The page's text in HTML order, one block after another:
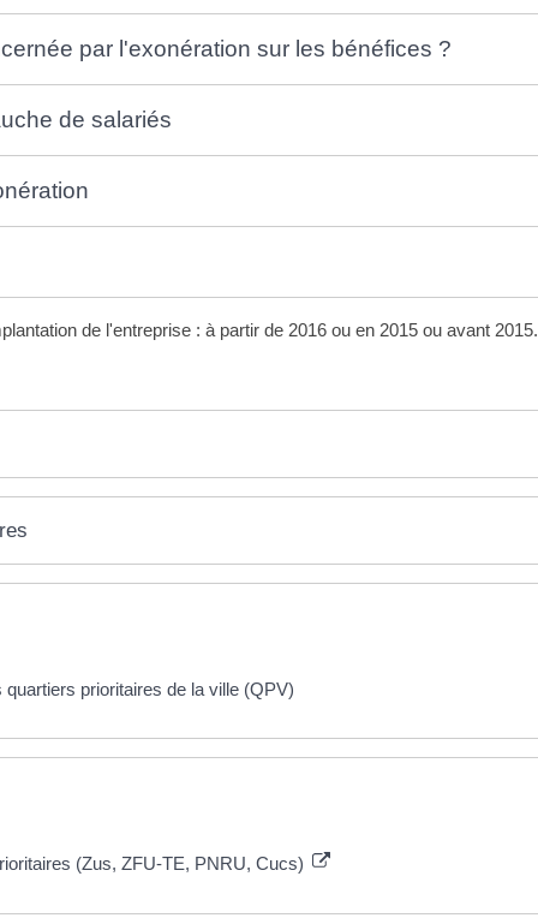
par l'exonération sur les bénéfices ?
de salariés
de l'entreprise : à partir de 2016 ou en 2015 ou avant 2015.
prioritaires de la ville (QPV)
(Zus, ZFU-TE, PNRU, Cucs)